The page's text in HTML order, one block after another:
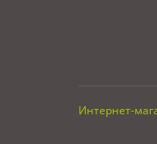
Интернет-